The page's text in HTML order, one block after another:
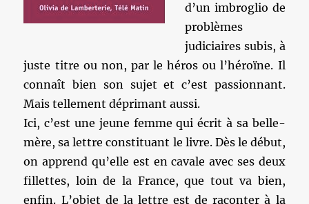
d’un imbroglio de
problèmes
judiciaires subis, à
juste titre ou non, par le héros ou l’héroïne. Il
connaît bien son sujet et c’est passionnant.
Mais tellement déprimant aussi.
Ici, c’est une jeune femme qui écrit à sa belle-
mère, sa lettre constituant le livre. Dès le début,
on apprend qu’elle est en cavale avec ses deux
fillettes, loin de la France, que tout va bien,
enfin. L’objet de la lettre est de raconter à la